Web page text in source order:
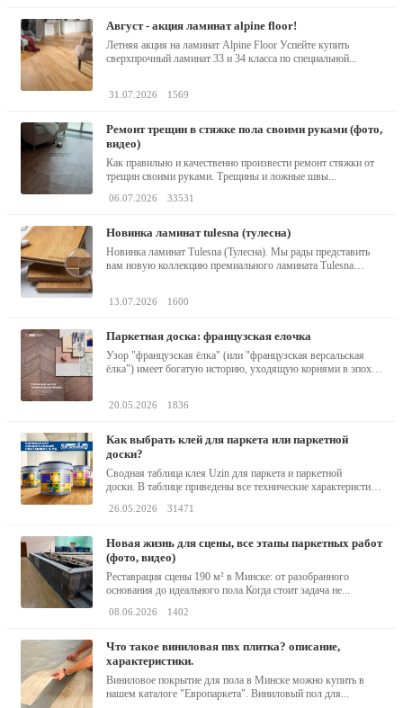
август - акция ламинат alpine floor!
Летняя акция на ламинат Alpine Floor Успейте купить
сверхпрочный ламинат 33 и 34 класса по специальной...
31.07.2026 1569
ремонт трещин в стяжке пола своими руками (фото,
видео)
Как правильно и качественно произвести ремонт стяжки от
трещин своими руками. Трещины и ложные швы...
06.07.2026 33531
новинка ламинат tulesna (тулесна)
Новинка ламинат Tulesna (Тулесна). Мы рады представить
вам новую коллекцию премиального ламината Tulesna
13.07.2026 1600
паркетная доска: французская елочка
Узор "французская ёлка" (или "французская версальская
ёлка") имеет богатую историю, уходящую корнями в эпоху
20.05.2026 1836
как выбрать клей для паркета или паркетной
доски?
Сводная таблица клея Uzin для паркета и паркетной
доски. В таблице приведены все технические характеристики
26.05.2026 31471
новая жизнь для сцены, все этапы паркетных работ
(фото, видео)
Реставрация сцены 190 м² в Минске: от разобранного
основания до идеального пола Когда стоит задача не...
08.06.2026 1402
что такое виниловая пвх плитка? описание,
характеристики.
Виниловое покрытие для пола в Минске можно купить в
нашем каталоге "Европаркета". Виниловый пол для...